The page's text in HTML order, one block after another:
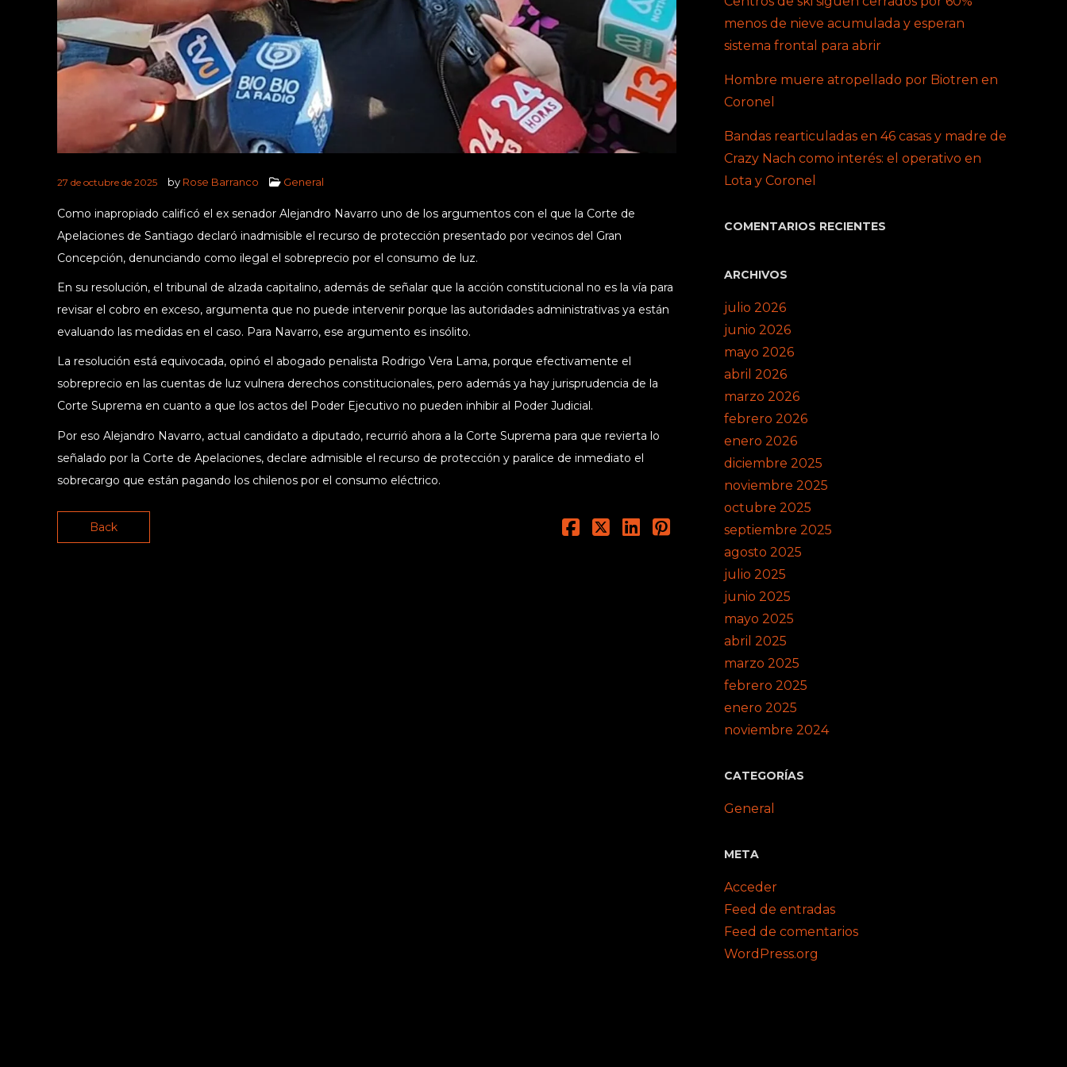
27 de octubre de 2025 by Rose Barranco General
Como inapropiado calificó el ex senador Alejandro Navarro uno de los argumentos con el que la Corte de
Apelaciones de Santiago declaró inadmisible el recurso de protección presentado por vecinos del Gran
Concepción, denunciando como ilegal el sobreprecio por el consumo de luz.
En su resolución, el tribunal de alzada capitalino, además de señalar que la acción constitucional no es la vía para
revisar el cobro en exceso, argumenta que no puede intervenir porque las autoridades administrativas ya están
evaluando las medidas en el caso. Para Navarro, ese argumento es insólito.
La resolución está equivocada, opinó el abogado penalista Rodrigo Vera Lama, porque efectivamente el
sobreprecio en las cuentas de luz vulnera derechos constitucionales, pero además ya hay jurisprudencia de la
Corte Suprema en cuanto a que los actos del Poder Ejecutivo no pueden inhibir al Poder Judicial.
Por eso Alejandro Navarro, actual candidato a diputado, recurrió ahora a la Corte Suprema para que revierta lo
señalado por la Corte de Apelaciones, declare admisible el recurso de protección y paralice de inmediato el
sobrecargo que están pagando los chilenos por el consumo eléctrico.
Back
menos de nieve acumulada y esperan
sistema frontal para abrir
Hombre muere atropellado por Biotren en
Coronel
Bandas rearticuladas en 46 casas y madre de
Crazy Nach como interés: el operativo en
Lota y Coronel
COMENTARIOS RECIENTES
ARCHIVOS
julio 2026
junio 2026
mayo 2026
abril 2026
marzo 2026
febrero 2026
enero 2026
diciembre 2025
noviembre 2025
octubre 2025
septiembre 2025
agosto 2025
julio 2025
junio 2025
mayo 2025
abril 2025
marzo 2025
febrero 2025
enero 2025
noviembre 2024
CATEGORÍAS
General
META
Acceder
Feed de entradas
Feed de comentarios
WordPress.org